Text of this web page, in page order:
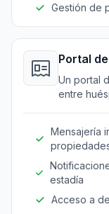
Gestión de
Portal
Un portal
entre
Mensajería
estadía
Acceso a